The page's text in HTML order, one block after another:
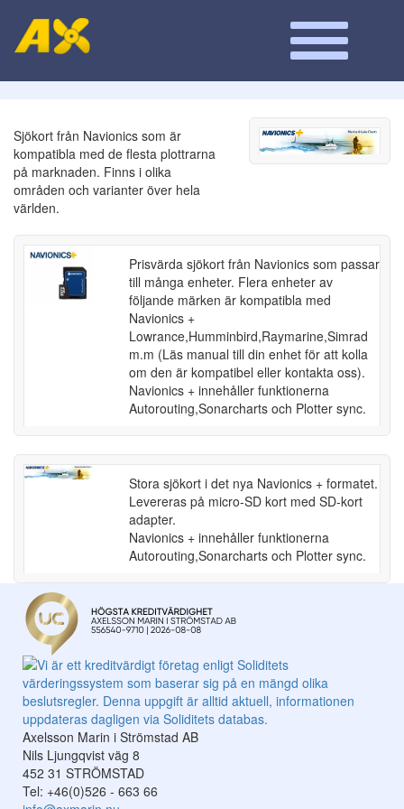
Sjökort från Navionics som är
kompatibla med de flesta plottrarna
på marknaden. Finns i olika
områden och varianter över hela
världen.
Prisvärda sjökort från Navionics som passar
till många enheter. Flera enheter av
följande märken är kompatibla med
Navionics +
Lowrance,Humminbird,Raymarine,Simrad
m.m (Läs manual till din enhet för att kolla
om den är kompatibel eller kontakta oss).
Navionics + innehåller funktionerna
Autorouting,Sonarcharts och Plotter sync.
Stora sjökort i det nya Navionics + formatet.
Levereras på micro-SD kort med SD-kort
adapter.
Navionics + innehåller funktionerna
Autorouting,Sonarcharts och Plotter sync.
Axelsson Marin i Strömstad AB
Nils Ljungqvist väg 8
452 31 STRÖMSTAD
Tel: +46(0)526 - 663 66